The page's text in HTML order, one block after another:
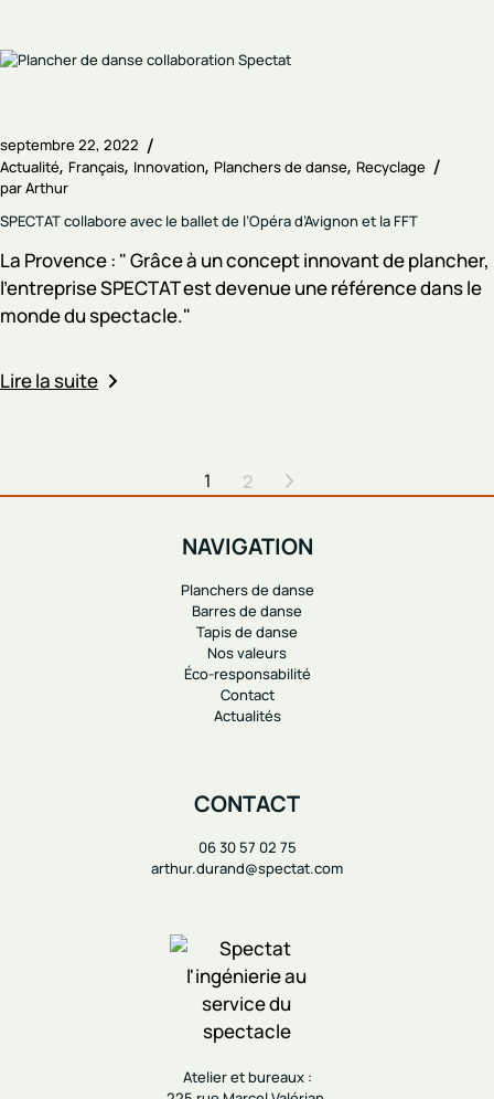
septembre 22, 2022
Actualité Français Innovation Planchers de danse Recyclage
parArthur
SPECTAT collabore avec le ballet de l’Opéra d’Avignon et la FFT
La Provence : " Grâce à un concept innovant de plancher,
l'entreprise SPECTAT est devenue une référence dans le
monde du spectacle."
Lire la suite
1 2
NAVIGATION
Planchers de danse
Barres de danse
Tapis de danse
Nos valeurs
Éco-responsabilité
Contact
Actualités
CONTACT
06 30 57 02 75
arthur.durand@spectat.com
Atelier et bureaux :